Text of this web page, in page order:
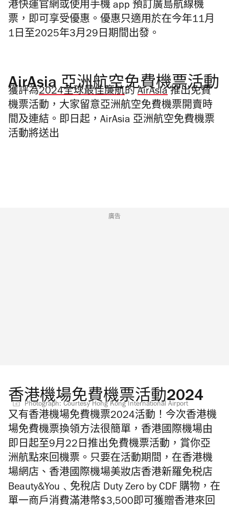
港快運官網或使用手機 app 預訂廣島航線機
票，即可享受優惠。優惠只適用於在今年11月
1日至2025年3月29日期間出發。
AirAsia 亞洲航空免費機票活動
獲評為2024全球最佳廉航的AirAsia推出免費
機票活動，大家留意亞洲航空免費機票開賣時
間及連結。即日起，AirAsia 亞洲航空免費機票
活動將送出
廣告
香港機場免費機票活動2024
Photograph: Courtesy Hong Kong International Airport
又有香港機場免費機票2024活動！今次香港機
場免費機票換領方法很簡單，香港國際機場由
即日起至9月22日推出免費機票活動，賞你亞
洲航點來回機票。只要在活動期間，在香港機
場網店、香港國際機場美妝店香港新羅免税店
Beauty&You﹑免稅店 Duty Zero by CDF 購物，在
單一商戶消費滿港幣$3,500即可獲贈香港來回